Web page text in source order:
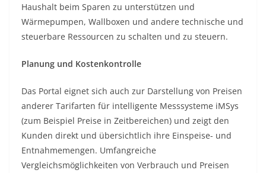
Haushalt beim Sparen zu unterstützen und
Wärmepumpen, Wallboxen und andere technische und
steuerbare Ressourcen zu schalten und zu steuern.
Planung und Kostenkontrolle
Das Portal eignet sich auch zur Darstellung von Preisen
anderer Tarifarten für intelligente Messsysteme iMSys
(zum Beispiel Preise in Zeitbereichen) und zeigt den
Kunden direkt und übersichtlich ihre Einspeise- und
Entnahmemengen. Umfangreiche
Vergleichsmöglichkeiten von Verbrauch und Preisen